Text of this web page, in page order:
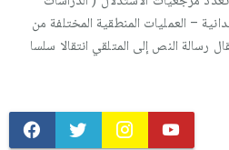
– العمليات المنطقية المختلفة من
رسالة النص إلى المتلقي انتقالا سلسا